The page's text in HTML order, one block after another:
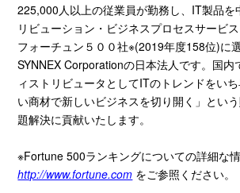
225,000人以上の従業員が勤務し、IT製品を
リビューション・ビジネスプロセスサービ
フォーチュン５００社※(2019年度158位)に
SYNNEX Corporationの日本法人です。国
ィストリビュータとしてITのトレンドをい
い商材で新しいビジネスを切り開く」とい
題解決に貢献いたします。
※Fortune 500ランキングについての詳細な情
http://www.fortune.com をご参照ください。